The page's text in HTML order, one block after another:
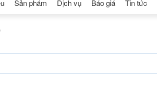
Sản phẩm Dịch vụ Báo giá Tin tức